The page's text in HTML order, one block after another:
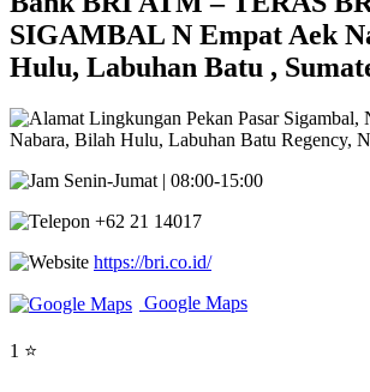
SIGAMBAL N Empat Aek
Hulu, Labuhan Batu ,
Lingkungan Pekan Pasar Sigambal,
Nabara, Bilah Hulu, Labuhan Batu Regency,
Senin-Jumat | 08:00-15:00
+62 21 14017
https://bri.co.id/
Google Maps
1 ⭐